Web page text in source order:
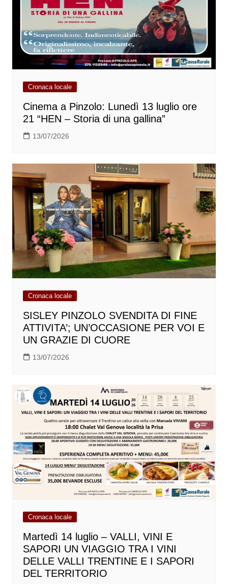
Cronaca locale
Cinema a Pinzolo: Lunedì 13 luglio ore
21 “HEN – Storia di una gallina”
13/07/2026
Cronaca locale
SISLEY PINZOLO SVENDITA DI FINE
ATTIVITA’; UN’OCCASIONE PER VOI E
UN GRAZIE DI CUORE
13/07/2026
Cronaca locale
Martedì 14 luglio – VALLI, VINI E
SAPORI UN VIAGGIO TRA I VINI
DELLE VALLI TRENTINE E I SAPORI
DEL TERRITORIO